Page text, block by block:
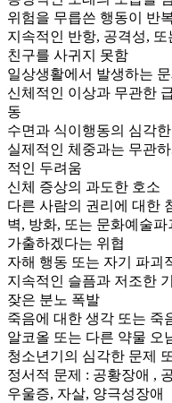
위험을 무릅쓴 행동이 반
지속적인 반항, 공격성,
친구를 사귀지 못함
일상생활에서 발생하는
신체적인 이상과 무관한
동
수면과 식이행동의 심각
실제적인 체중과는 무관
적인 두려움
신체 증상의 과도한 호소
다른 사람의 권리에 대한
벽, 방화, 또는 문화예술파
가출하겠다는 위협
자해 행동 또는 자기 파괴
지속적인 슬픔과 저조한
잦은 분노 폭발
죽음에 대한 생각 또는 죽
알코올 또는 다른 약물 오
청소년기의 심각한 문제
정서적 문제 : 공황장애 ,
우울증, 자살, 양극성장애